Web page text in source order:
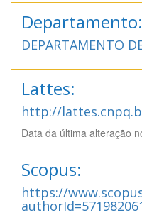
Departamento:
DEPARTAMENTO
Lattes:
http://
Data da última alteração
Scopus:
https://